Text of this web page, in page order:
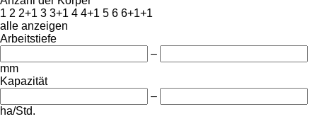
1 2 2+1 3 3+1 4 4+1 5 6 6+1+1
alle anzeigen
Arbeitstiefe
–
mm
Kapazität
–
ha/Std.